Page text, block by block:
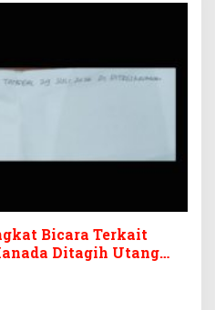
Bicara Terkait
Ditagih Utang